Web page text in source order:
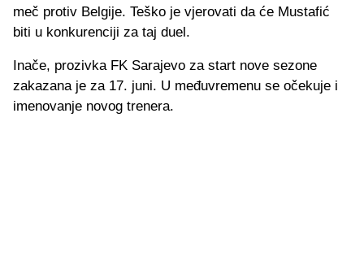
meč protiv Belgije. Teško je vjerovati da će Mustafić
biti u konkurenciji za taj duel.
Inače, prozivka FK Sarajevo za start nove sezone
zakazana je za 17. juni. U međuvremenu se očekuje i
imenovanje novog trenera.